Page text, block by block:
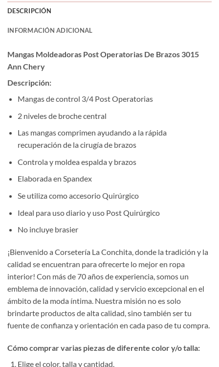
DESCRIPCIÓN
INFORMACIÓN ADICIONAL
Mangas Moldeadoras Post Operatorias De Brazos 3015
Ann Chery
Descripción:
Mangas de control 3/4 Post Operatorias
2 niveles de broche central
Las mangas comprimen ayudando a la rápida
recuperación de la cirugía de brazos
Controla y moldea espalda y brazos
Elaborada en Spandex
Se utiliza como accesorio Quirúrgico
Ideal para uso diario y uso Post Quirúrgico
No incluye brasier
¡Bienvenido a Corsetería La Conchita, donde la tradición y la
calidad se encuentran para ofrecerte lo mejor en ropa
interior! Con más de 70 años de experiencia, somos un
emblema de innovación, calidad y servicio excepcional en el
ámbito de la moda íntima. Nuestra misión no es solo
brindarte productos de alta calidad, sino también ser tu
fuente de confianza y orientación en cada paso de tu compra.
Cómo comprar varias piezas de diferente color y/o talla:
Elige el color, talla y cantidad.